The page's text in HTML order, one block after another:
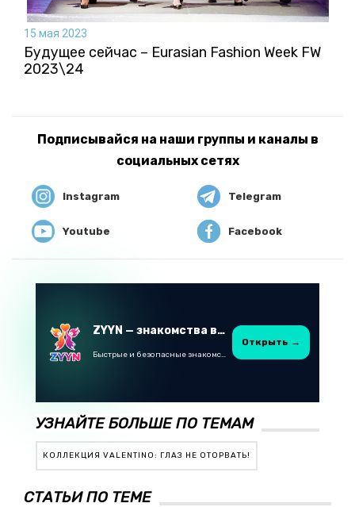
15 мая 2023
Будущее сейчас – Eurasian Fashion Week FW
2023\24
Подписывайся на наши группы и каналы в
социальных сетях
Instagram Telegram
Youtube Facebook
ZYYN — знакомства в Казахстане
Быстрые и безопасные знакомства в Telegram
Открыть →
УЗНАЙТЕ БОЛЬШЕ ПО ТЕМАМ
КОЛЛЕКЦИЯ VALENTINO: ГЛАЗ НЕ ОТОРВАТЬ!
СТАТЬИ ПО ТЕМЕ